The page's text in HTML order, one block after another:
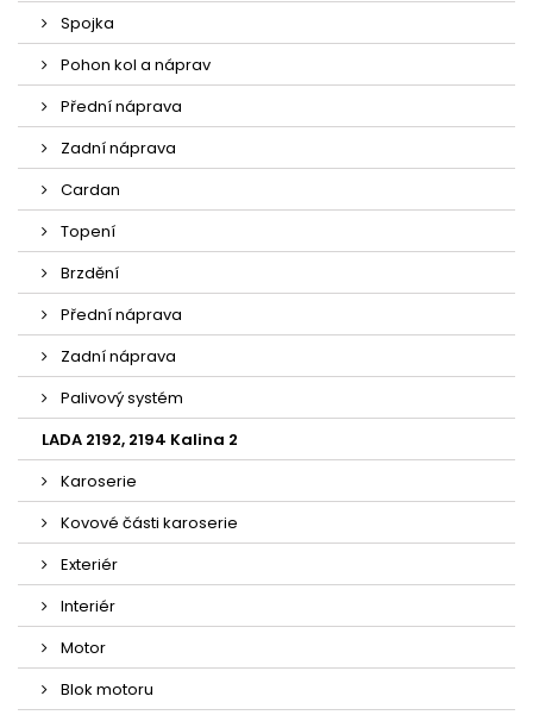
Spojka
Pohon kol a náprav
Přední náprava
Zadní náprava
Cardan
Topení
Brzdění
Přední náprava
Zadní náprava
Palivový systém
LADA 2192, 2194 Kalina 2
Karoserie
Kovové části karoserie
Exteriér
Interiér
Motor
Blok motoru